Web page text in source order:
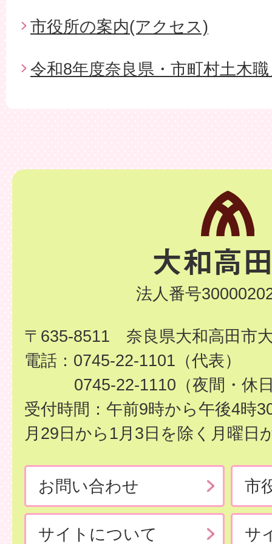
市役所の案内(アクセス)
令和8年度奈良県・市町村土木
法人番号
〒635-8511 奈良県大和高田市
電話：0745-22-1101（代表）
0745-22-1110（夜間・休
受付時間：午前9時から午後4時
月29日から1月3日を除く月曜日
お問い合わせ 市
サイトについて サ